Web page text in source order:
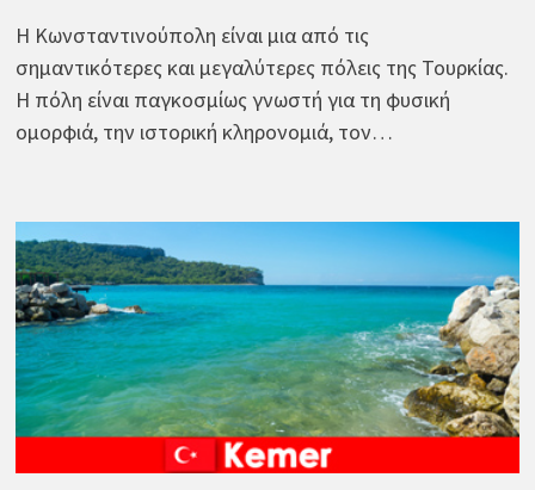
Η Κωνσταντινούπολη είναι μια από τις
σημαντικότερες και μεγαλύτερες πόλεις της Τουρκίας.
Η πόλη είναι παγκοσμίως γνωστή για τη φυσική
ομορφιά, την ιστορική κληρονομιά, τον…